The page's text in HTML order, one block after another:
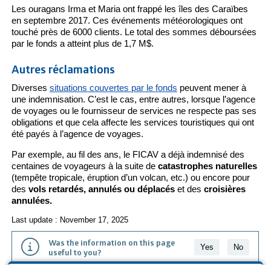
Les ouragans Irma et Maria ont frappé les îles des Caraïbes
en septembre 2017. Ces événements météorologiques ont
touché près de 6000 clients. Le total des sommes déboursées
par le fonds a atteint plus de 1,7 M$.
Autres réclamations
Diverses situations couvertes par le fonds peuvent mener à
une indemnisation. C’est le cas, entre autres, lorsque l’agence
de voyages ou le fournisseur de services ne respecte pas ses
obligations et que cela affecte les services touristiques qui ont
été payés à l’agence de voyages.
Par exemple, au fil des ans, le FICAV a déjà indemnisé des
centaines de voyageurs à la suite de catastrophes naturelles
(tempête tropicale, éruption d’un volcan, etc.) ou encore pour
des vols retardés, annulés ou déplacés et des croisières
annulées.
Last update : November 17, 2025
Was the information on this page
useful to you?
Yes No